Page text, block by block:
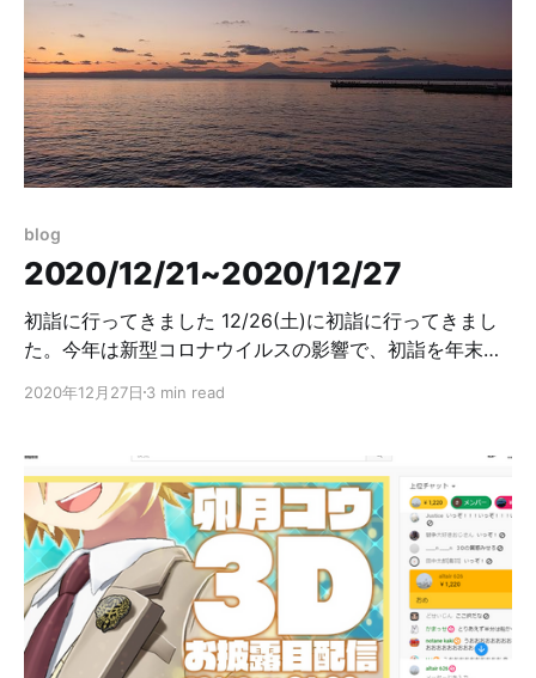
ように頑張ります。 卒業出来たら大学院進学なので、研
究をいい感じにすすめて適度に講義をとりつつ自分の勉
強もできたらなという感じです。 あとたぶん就活に向け
て動き始めたほうがいい気がしていて、情報収集もやっ
ていきつつフットワークを軽くしていきたいですね。 去
年の反省を踏まえて、自分のキャパをちゃんと把握した
うえで可能な限り動いていきたいと思います。 2020
に何をしていたか雑に振り返ろうと思います。 1月 4Qの
真っ最中です。「システム構築演習」のグループ開発、
blog
2020/12/21~2020/12/27
初詣に行ってきました 12/26(土)に初詣に行ってきまし
た。今年は新型コロナウイルスの影響で、初詣を年末に
始の面倒ごとを早めに済ませられるならと散歩しがてら
っており、今年も江島神社に行くことにしました。どう
やら世間は江ノ島をデートスポットとして推しているら
しく、クリスマスに最も近い休日ということもあってか
片瀬海岸と江ノ島を結ぶ橋は展望台に登りに行くパンピ
ーでごった返していました。 一方で神社はめちゃくちゃ
空いており、快適に参拝できました。おみくじは予め畳
んだものが入った抽選箱に手を突っ込んで取るタイプに
なっていました。もちろん今のご時世なので消毒液完
2020年12月27日 3 min read